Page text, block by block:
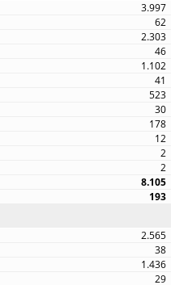
3.997
62
2.303
46
1.102
41
523
30
178
12
2
2
8.105
193
2.565
38
1.436
29